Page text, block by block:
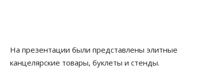
На презентации были представлены элитные
канцелярские товары, буклеты и стенды.